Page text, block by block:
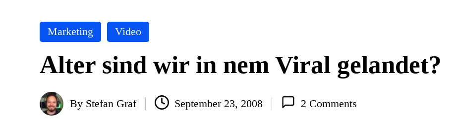
Posted
in
Marketing Video
Alter sind wir in nem Viral gelandet?
Posted
By Stefan Graf September 23, 2008 2 Comments